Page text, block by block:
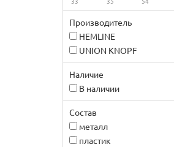
33 35 54
Производитель
HEMLINE
UNION KNOPF
Наличие
В наличии
Состав
металл
пластик